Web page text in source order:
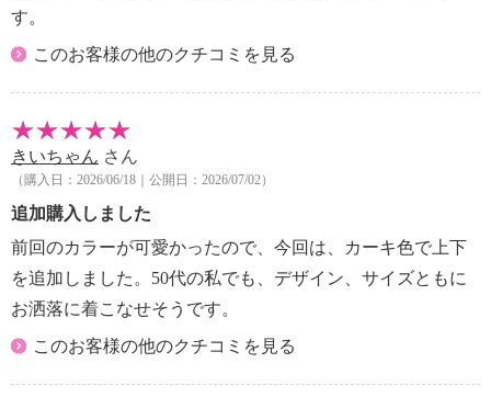
す。
このお客様の他のクチコミを見る
きいちゃん さん
（購入日：2026/06/18｜公開日：2026/07/02）
追加購入しました
前回のカラーが可愛かったので、今回は、カーキ色で上下
を追加しました。50代の私でも、デザイン、サイズともに
お洒落に着こなせそうです。
このお客様の他のクチコミを見る